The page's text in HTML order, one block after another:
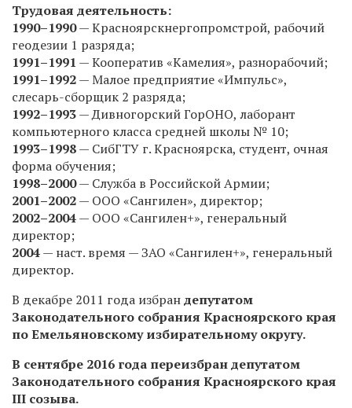
Трудовая деятельность:
1990–1990— Красноярскнергопромстрой, рабочий
геодезии 1 разряда;
1991–1991 — Кооператив «Камелия», разнорабочий;
1991–1992— Малое предприятие «Импульс»,
слесарь-сборщик 2 разряда;
1992–1993— Дивногорский ГорОНО, лаборант
компьютерного класса средней школы № 10;
1993–1998— СибГТУ г. Красноярска, студент, очная
форма обучения;
1998–2000— Служба в Российской Армии;
2001–2002— ООО «Сангилен», директор;
2002–2004— ООО «Сангилен+», генеральный
директор;
2004— наст. время — ЗАО «Сангилен+», генеральный
директор.
В декабре 2011 года избрандепутатом
Законодательного собрания Красноярского края
по Емельяновскому избирательному округу.
В сентябре 2016 года переизбран депутатом
Законодательного собрания Красноярского края
III созыва.